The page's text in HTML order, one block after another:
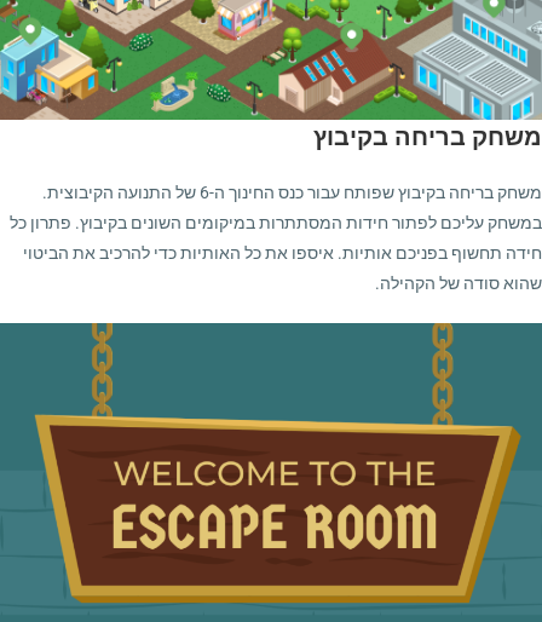
משחק בריחה בקיבוץ
משחק בריחה בקיבוץ שפותח עבור כנס החינוך ה-6 של התנועה הקיבוצית.
במשחק עליכם לפתור חידות המסתתרות במיקומים השונים בקיבוץ. פתרון כל
חידה תחשוף בפניכם אותיות. איספו את כל האותיות כדי להרכיב את הביטוי
שהוא סודה של הקהילה.